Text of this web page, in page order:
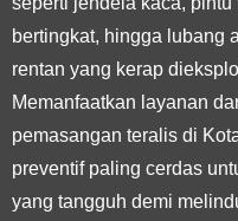
bertingkat, hingga lubang
rentan yang kerap
Memanfaatkan layanan
pemasangan teralis di
preventif paling cerdas
yang tangguh demi